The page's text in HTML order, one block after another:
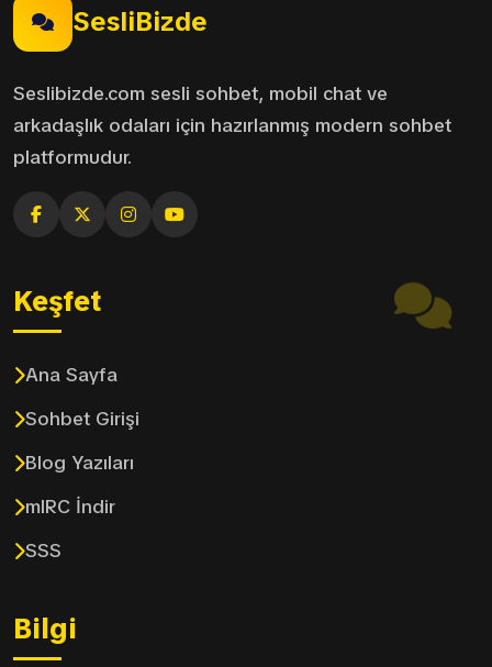
SesliBizde
Seslibizde.com sesli sohbet, mobil chat ve
arkadaşlık odaları için hazırlanmış modern sohbet
platformudur.
Keşfet
Ana Sayfa
Sohbet Girişi
Blog Yazıları
mIRC İndir
SSS
Bilgi